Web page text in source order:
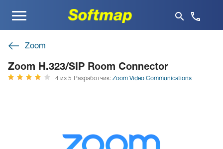
Меню
Zoom
Zoom H.323/SIP Room Connector
4 из 5 Разработчик: Zoom Video Communications